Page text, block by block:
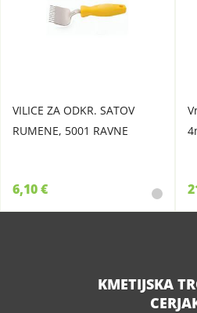
VILICE ZA ODKR. SATOV
RUMENE, 5001 RAVNE
6,10 €
KMETIJSKA